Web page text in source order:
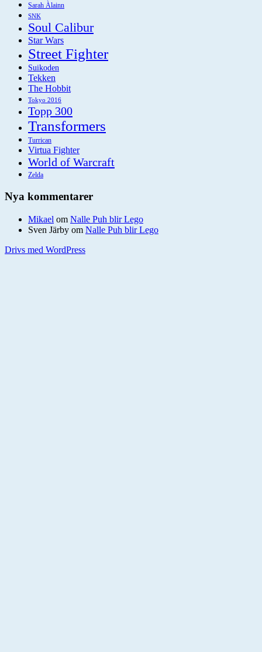
Sarah Àlainn
SNK
Soul Calibur
Star Wars
Street Fighter
Suikoden
Tekken
The Hobbit
Tokyo 2016
Topp 300
Transformers
Turrican
Virtua Fighter
World of Warcraft
Zelda
Nya kommentarer
Mikael om Nalle Puh blir Lego
Sven Järby om Nalle Puh blir Lego
Drivs med WordPress